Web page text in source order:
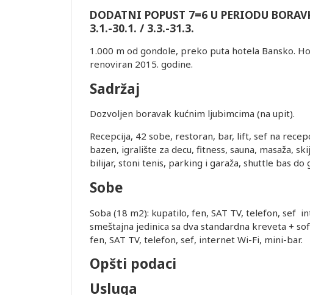
DODATNI POPUST 7=6 U PERIODU
3.1.-30.1. / 3.3.-31.3.
1.000 m od gondole, preko puta hotela Bansko.
renoviran 2015. godine.
Sadržaj
Dozvoljen boravak kućnim ljubimcima (na upit).
Recepcija, 42 sobe, restoran, bar, lift, sef na
bazen, igralište za decu, fitness, sauna, masaža,
bilijar, stoni tenis, parking i garaža, shuttle bas do
Sobe
Soba (18 m2): kupatilo, fen, SAT TV, telefon, sef
smeštajna jedinica sa dva standardna kreveta +
fen, SAT TV, telefon, sef, internet Wi-Fi, mini-bar.
Opšti podaci
Usluga